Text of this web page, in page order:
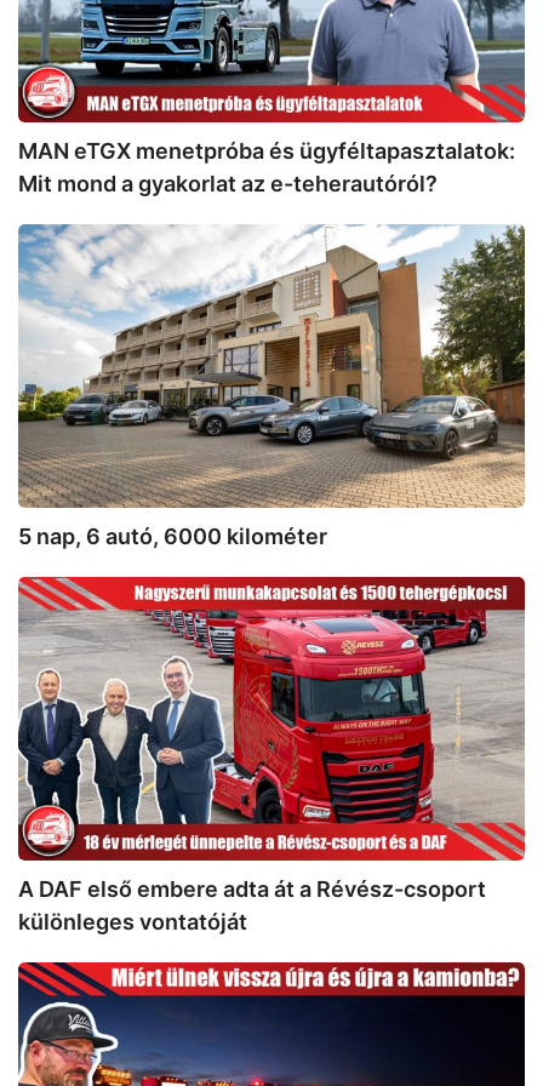
mond
a
gyakorlat
az
e-
teherautóról?
MAN eTGX menetpróba és ügyféltapasztalatok:
Mit mond a gyakorlat az e-teherautóról?
5
nap,
6
autó,
6000
kilométer
5 nap, 6 autó, 6000 kilométer
A
DAF
első
embere
adta
át
a
Révész-
csoport
különleges
vontatóját
A DAF első embere adta át a Révész-csoport
különleges vontatóját
Parkolói
Portrék
2.
rész: